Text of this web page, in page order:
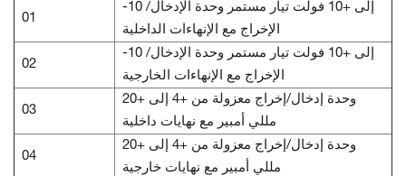
01
-10 إلى +10 فولت تيار مستمر وحدة الإدخال/
الإخراج مع الإنهاءات الداخلية
02
-10 إلى +10 فولت تيار مستمر وحدة الإدخال/
الإخراج مع الإنهاءات الخارجية
03
وحدة إدخال/إخراج معزولة من +4 إلى +20
مللي أمبير مع نهايات داخلية
04
وحدة إدخال/إخراج معزولة من +4 إلى +20
مللي أمبير مع نهايات خارجية